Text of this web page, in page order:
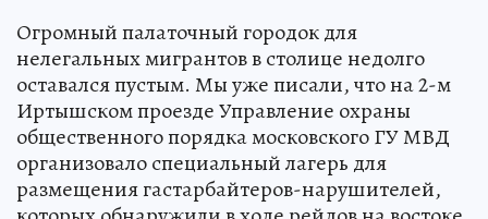
Огромный палаточный городок для
нелегальных мигрантов в столице недолго
оставался пустым. Мы уже писали, что на 2-м
Иртышском проезде Управление охраны
общественного порядка московского ГУ МВД
организовало специальный лагерь для
размещения гастарбайтеров-нарушителей,